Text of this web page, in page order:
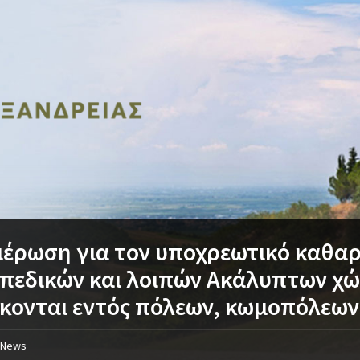
για τον υποχρεωτικό
και λοιπών Ακάλυπτων
εντός πόλεων, κωμοπόλεων
News